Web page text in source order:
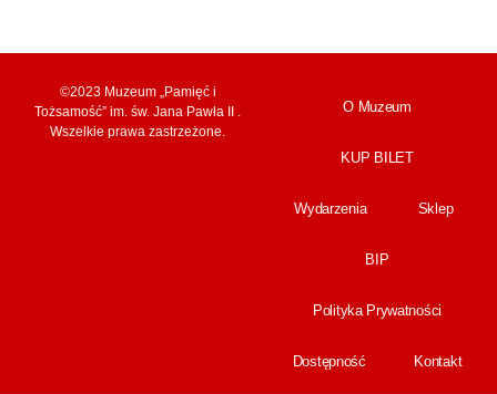
©2023 Muzeum „Pamięć i
Tożsamość” im. św. Jana Pawła II .
Wszelkie prawa zastrzeżone.
O Muzeum
KUP BILET
Wydarzenia Sklep
BIP
Polityka Prywatności
Dostępność Kontakt